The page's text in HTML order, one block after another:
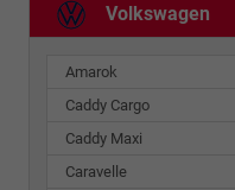
Volkswagen
Amarok
Caddy Cargo
Caddy Maxi
Caravelle